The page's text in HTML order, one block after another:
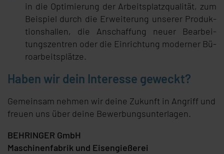
in die Op­ti­mie­rung der Ar­beits­platz­qua­li­tät, zum
Bei­spiel durch die Er­wei­te­rung un­se­rer Pro­duk­
ti­ons­hal­len, die An­schaf­fung neu­er Be­ar­bei­
tungs­zen­tren oder die Ein­rich­tung mo­der­ner Bü­
ro­ar­beits­plät­ze.
Haben wir dein Interesse geweckt?
Gemeinsam nehmen wir deine Zukunft in Angriff und
freuen uns über deine Bewerbungsunterlagen.
BEHRINGER GmbH
Maschinenfabrik und Eisengießerei